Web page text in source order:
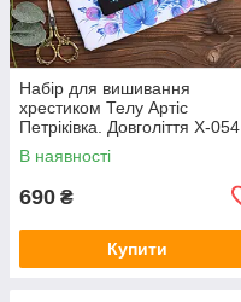
Набір для вишивання
хрестиком Телу Артіс
Петріківка. Довголіття Х-054
В наявності
690 ₴
Купити